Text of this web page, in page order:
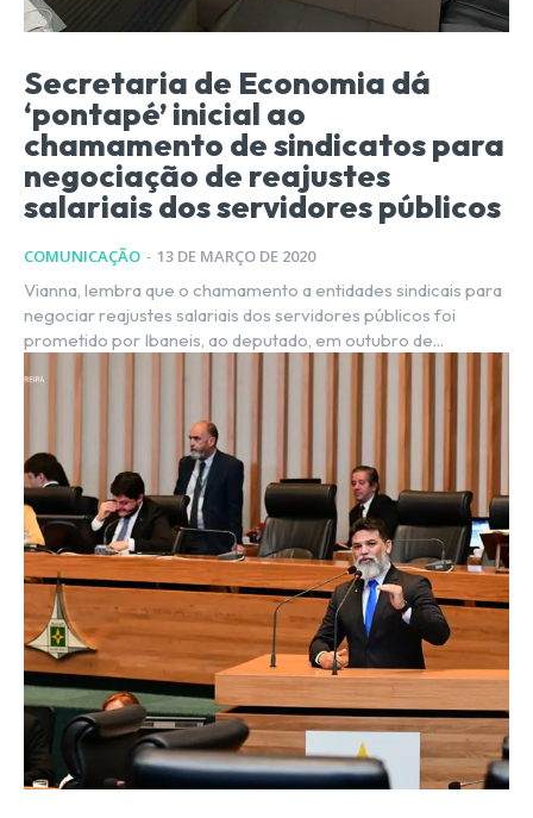
Secretaria de Economia dá
‘pontapé’ inicial ao
chamamento de sindicatos para
negociação de reajustes
salariais dos servidores públicos
COMUNICAÇÃO - 13 DE MARÇO DE 2020
Vianna, lembra que o chamamento a entidades sindicais para
negociar reajustes salariais dos servidores públicos foi
prometido por Ibaneis, ao deputado, em outubro de...